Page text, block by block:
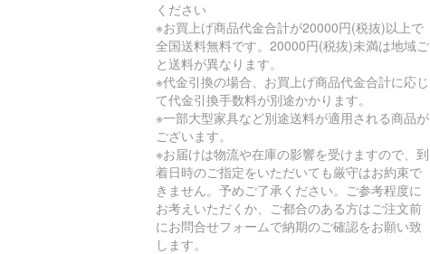
ください
※お買上げ商品代金合計が20000円(税抜)以上で
全国送料無料です。20000円(税抜)未満は地域ご
と送料が異なります。
※代金引換の場合、お買上げ商品代金合計に応じ
て代金引換手数料が別途かかります。
※一部大型家具など別途送料が適用される商品が
ございます。
※お届けは物流や在庫の影響を受けますので、到
着日時のご指定をいただいても厳守はお約束で
きません。予めご了承ください。ご参考程度に
お考えいただくか、ご都合のある方はご注文前
にお問合せフォームで納期のご確認をお願い致
します。